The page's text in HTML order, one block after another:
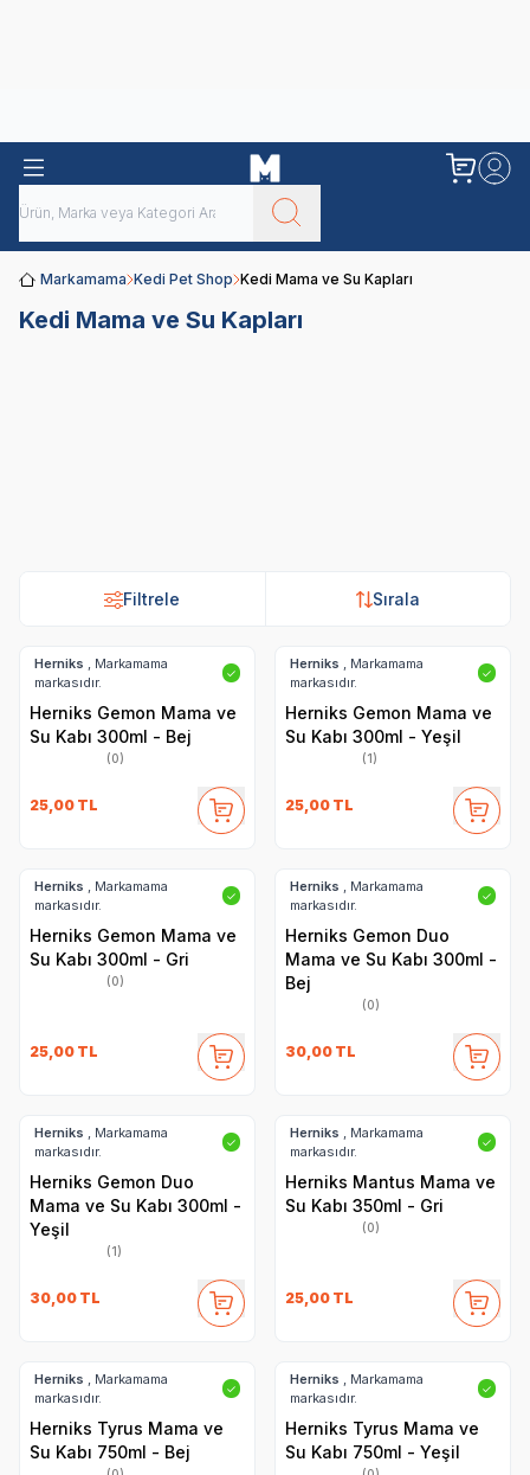
Markamama Kedi Pet Shop Kedi Mama ve Su Kapları
Kedi Mama ve Su Kapları
Filtrele Sırala
Herniks , Markamama
markasıdır.
✓
Herniks Gemon Mama ve
Su Kabı 300ml - Bej
(0)
25,00 TL
Herniks , Markamama
markasıdır.
✓
Herniks Gemon Mama ve
Su Kabı 300ml - Yeşil
(1)
25,00 TL
Herniks , Markamama
markasıdır.
✓
Herniks Gemon Mama ve
Su Kabı 300ml - Gri
(0)
25,00 TL
Herniks , Markamama
markasıdır.
✓
Herniks Gemon Duo
Mama ve Su Kabı 300ml -
Bej
(0)
30,00 TL
Herniks , Markamama
markasıdır.
✓
Herniks Gemon Duo
Mama ve Su Kabı 300ml -
Yeşil
(1)
30,00 TL
Herniks , Markamama
markasıdır.
✓
Herniks Mantus Mama ve
Su Kabı 350ml - Gri
(0)
25,00 TL
Herniks , Markamama
markasıdır.
✓
Herniks Tyrus Mama ve
Su Kabı 750ml - Bej
Herniks , Markamama
markasıdır.
✓
Herniks Tyrus Mama ve
Su Kabı 750ml - Yeşil